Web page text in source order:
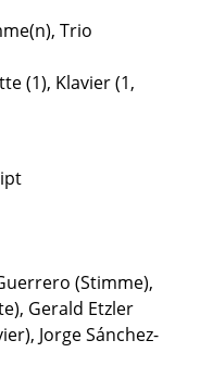
Trio
(1), Klavier (1,
(Stimme),
Gerald Etzler
Jorge Sánchez-